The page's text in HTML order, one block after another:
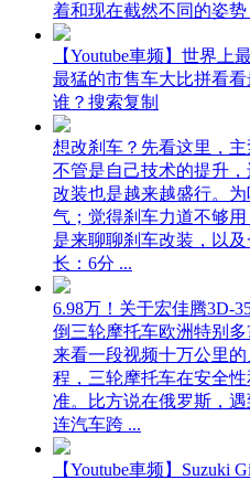
着和现在截然不同的姿
【Youtube車频】世界上
最猛的市售车大比拼看
谁？搜索复制
想改刹车？先看这里，
不管是自己技术的提升
改装也是越来越盛行。
气；觉得刹车力道不够
是来聊聊刹车改装，以
长：6分 ...
6.98万！关于宏佳腾3D-
倒三轮摩托车欧洲特别
来看一段视频十万公里
程，三轮摩托车在安全
准。比方说在俄罗斯，遇
连汽车跨 ...
【Youtube車频】Suzuki